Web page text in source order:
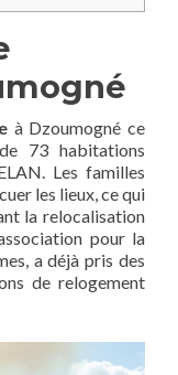
à Dzoumogné ce
73 habitations
Les familles
les lieux, ce qui
la relocalisation
pour la
a déjà pris des
de relogement